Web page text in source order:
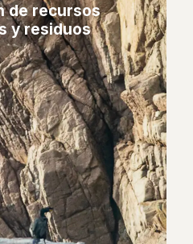
de recursos
y residuos